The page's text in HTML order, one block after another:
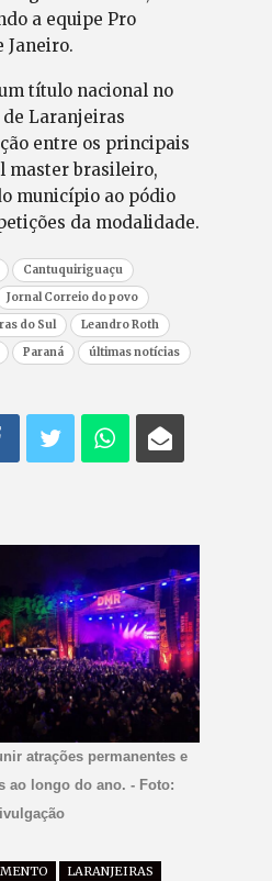
a equipe Pro
Janeiro.
título nacional no
Laranjeiras
entre os principais
master brasileiro,
município ao pódio
da modalidade.
Cantuquiriguaçu
Jornal Correio do povo
do Sul
Leandro Roth
Paraná
últimas notícias
atrações permanentes e
ao longo do ano. - Foto:
LARANJEIRAS